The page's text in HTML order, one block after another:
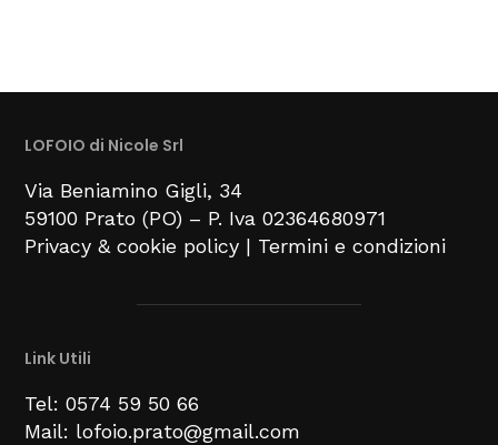
LOFOIO di Nicole Srl
Via Beniamino Gigli, 34
59100 Prato (PO) – P. Iva 02364680971
Privacy & cookie policy | Termini e condizioni
Link Utili
Tel: 0574 59 50 66
Mail: lofoio.prato@gmail.com